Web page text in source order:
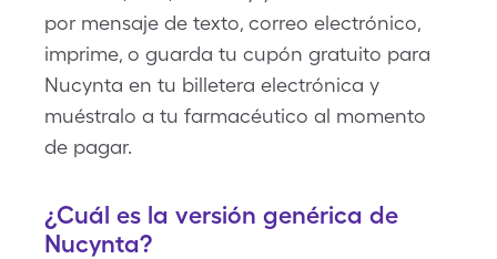
por mensaje de texto, correo electrónico,
imprime, o guarda tu cupón gratuito para
Nucynta en tu billetera electrónica y
muéstralo a tu farmacéutico al momento
de pagar.
¿Cuál es la versión genérica de
Nucynta?